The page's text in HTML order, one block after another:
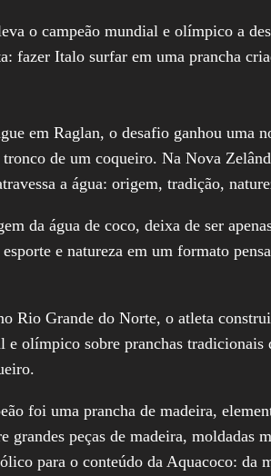
o campeão mundial e olímpico a
fazer Italo surfar em uma prancha
em Raglan, o desafio ganhou uma
de um coqueiro. Na Nova
a água: origem, tradição,
da água de coco, deixa de ser
e natureza em um formato
Rio Grande do Norte, o atleta
olímpico sobre pranchas tradicionais
foi uma prancha de madeira,
peças de madeira, moldadas
para o conteúdo da Aquacoco: da